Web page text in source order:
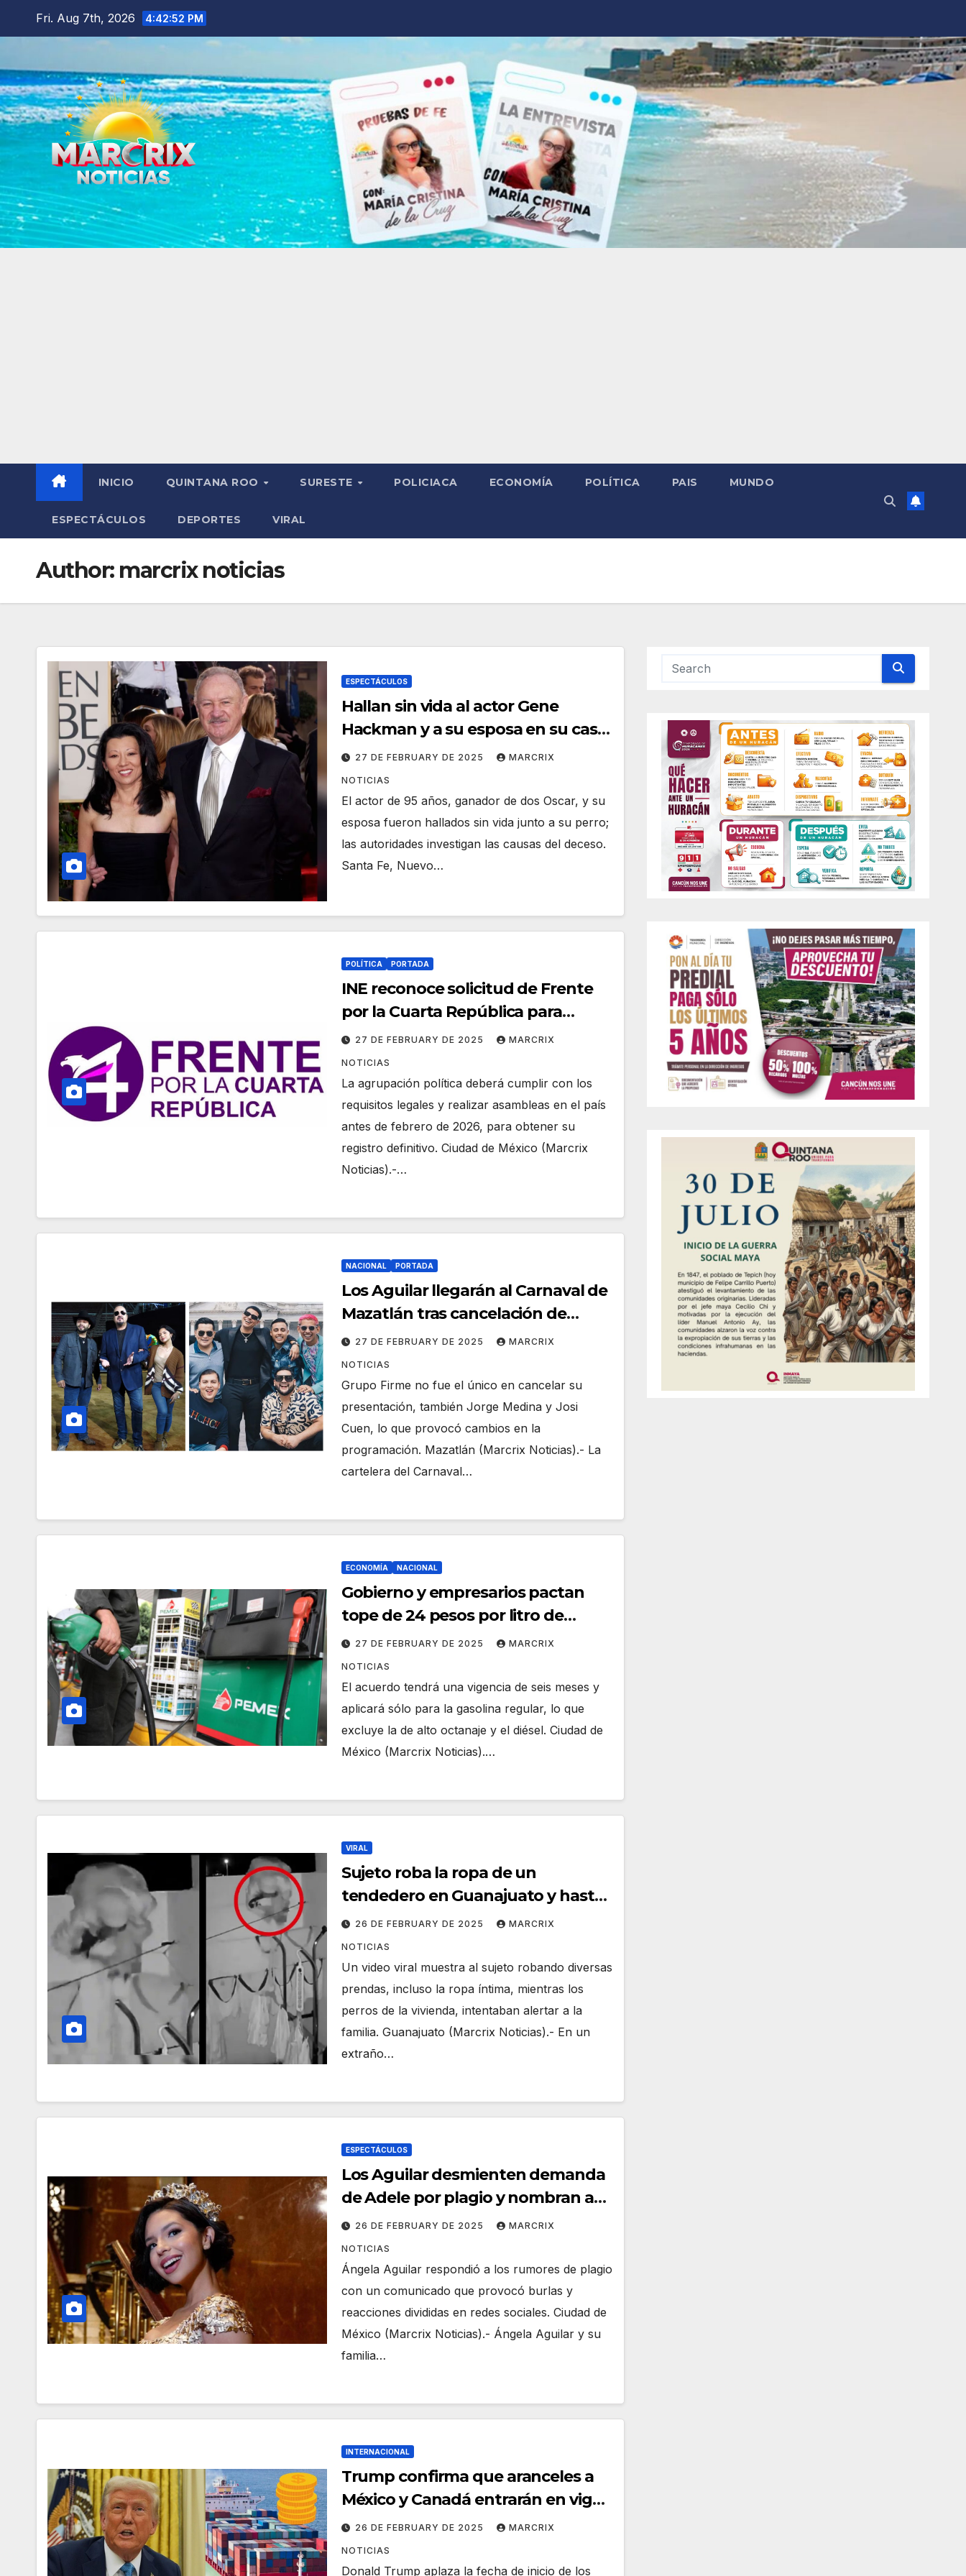
Fri. Aug 7th, 2026 4:42:53 PM
INICIO QUINTANA ROO SURESTE POLICIACA ECONOMÍA POLÍTICA PAIS MUNDO
ESPECTÁCULOS DEPORTES VIRAL
Author: marcrix noticias
ESPECTÁCULOS
Hallan sin vida al actor Gene
Hackman y a su esposa en su casa
en Nuevo México
27 DE FEBRUARY DE 2025 MARCRIX
NOTICIAS
El actor de 95 años, ganador de dos Oscar, y su
esposa fueron hallados sin vida junto a su perro;
las autoridades investigan las causas del deceso.
Santa Fe, Nuevo…
POLÍTICA PORTADA
INE reconoce solicitud de Frente
por la Cuarta República para
convertirse en partido político
27 DE FEBRUARY DE 2025 MARCRIX
NOTICIAS
La agrupación política deberá cumplir con los
requisitos legales y realizar asambleas en el país
antes de febrero de 2026, para obtener su
registro definitivo. Ciudad de México (Marcrix
Noticias).-…
NACIONAL PORTADA
Los Aguilar llegarán al Carnaval de
Mazatlán tras cancelación de
Grupo Firme por amenazas
27 DE FEBRUARY DE 2025 MARCRIX
NOTICIAS
Grupo Firme no fue el único en cancelar su
presentación, también Jorge Medina y Josi
Cuen, lo que provocó cambios en la
programación. Mazatlán (Marcrix Noticias).- La
cartelera del Carnaval…
ECONOMÍA NACIONAL
Gobierno y empresarios pactan
tope de 24 pesos por litro de
gasolina
27 DE FEBRUARY DE 2025 MARCRIX
NOTICIAS
El acuerdo tendrá una vigencia de seis meses y
aplicará sólo para la gasolina regular, lo que
excluye la de alto octanaje y el diésel. Ciudad de
México (Marcrix Noticias).…
VIRAL
Sujeto roba la ropa de un
tendedero en Guanajuato y hasta
los calzones se lleva
26 DE FEBRUARY DE 2025 MARCRIX
NOTICIAS
Un video viral muestra al sujeto robando diversas
prendas, incluso la ropa íntima, mientras los
perros de la vivienda, intentaban alertar a la
familia. Guanajuato (Marcrix Noticias).- En un
extraño…
ESPECTÁCULOS
Los Aguilar desmienten demanda
de Adele por plagio y nombran a
Ángela como ‘Princesa del
Regional Mexicano’
26 DE FEBRUARY DE 2025 MARCRIX
NOTICIAS
Ángela Aguilar respondió a los rumores de plagio
con un comunicado que provocó burlas y
reacciones divididas en redes sociales. Ciudad de
México (Marcrix Noticias).- Ángela Aguilar y su
familia…
INTERNACIONAL
Trump confirma que aranceles a
México y Canadá entrarán en vigor
el 2 de abril
26 DE FEBRUARY DE 2025 MARCRIX
NOTICIAS
Donald Trump aplaza la fecha de inicio de los